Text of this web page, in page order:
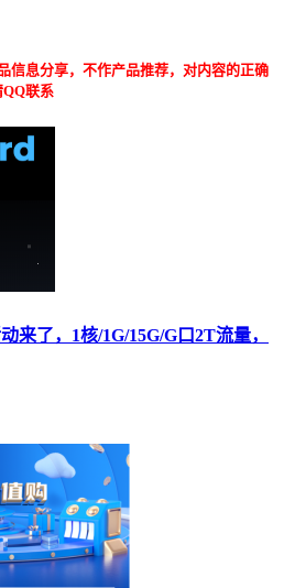
信息分享，不作产品推荐，对内容的正确
联系
来了，1核/1G/15G/G口2T流量，